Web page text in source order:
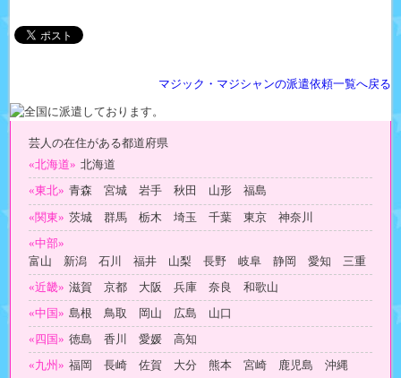
マジック・マジシャンの派遣依頼一覧へ戻る
芸人の在住がある都道府県
«北海道» 北海道
«東北» 青森 宮城 岩手 秋田 山形 福島
«関東» 茨城 群馬 栃木 埼玉 千葉 東京 神奈川
«中部»
富山 新潟 石川 福井 山梨 長野 岐阜 静岡 愛知 三重
«近畿» 滋賀 京都 大阪 兵庫 奈良 和歌山
«中国» 島根 鳥取 岡山 広島 山口
«四国» 徳島 香川 愛媛 高知
«九州» 福岡 長崎 佐賀 大分 熊本 宮崎 鹿児島 沖縄